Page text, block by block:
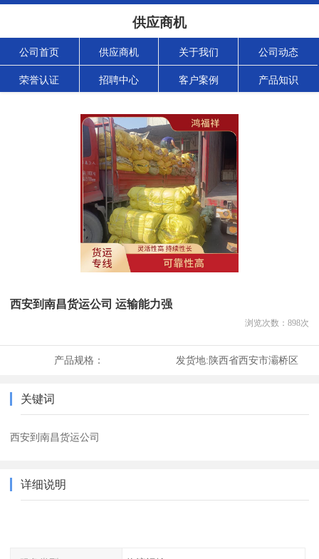
供应商机
公司首页 供应商机 关于我们 公司动态
荣誉认证 招聘中心 客户案例 产品知识
西安到南昌货运公司 运输能力强
浏览次数： 898次
产品规格： 发货地:陕西省西安市灞桥区
关键词
西安到南昌货运公司
详细说明